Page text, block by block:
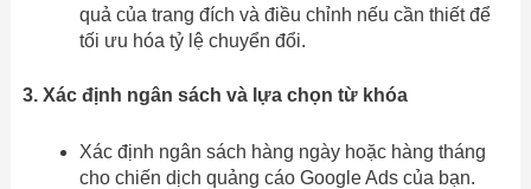
quả của trang đích và điều chỉnh nếu cần thiết để
tối ưu hóa tỷ lệ chuyển đổi.
3. Xác định ngân sách và lựa chọn từ khóa
Xác định ngân sách hàng ngày hoặc hàng tháng
cho chiến dịch quảng cáo Google Ads của bạn.